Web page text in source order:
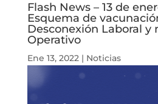
Flash News – 13 de
Esquema de
Desconexión Laboral y
Operativo
Ene 13, 2022| Noticias